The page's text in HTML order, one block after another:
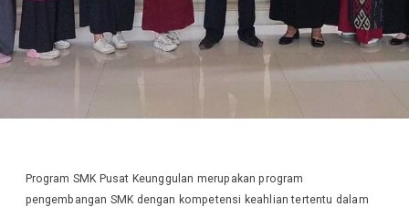
Program SMK Pusat Keunggulan merupakan program
pengembangan SMK dengan kompetensi keahlian tertentu dalam